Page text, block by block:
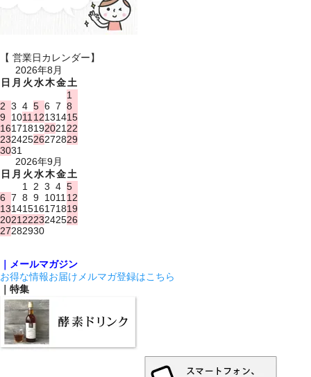
【 営業日カレンダー】
2026年8月
日 月 火水木金土
1
2 3 4 5 6 7 8
9 1011 12131415
161718192021 22
23242526272829
3031
2026年9月
日 月 火水木金土
1
2 3 4 5
6 7 8 9 1011 12
13141516171819
2021 2223242526
27282930
｜メールマガジン
お得な情報お届けメルマガ登録はこちら
｜特集